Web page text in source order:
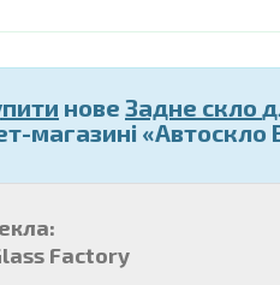
нове Задне скло
магазині «Автоскло
Factory